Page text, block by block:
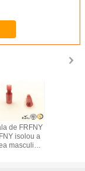
de FRFNY
isolou a
masculina